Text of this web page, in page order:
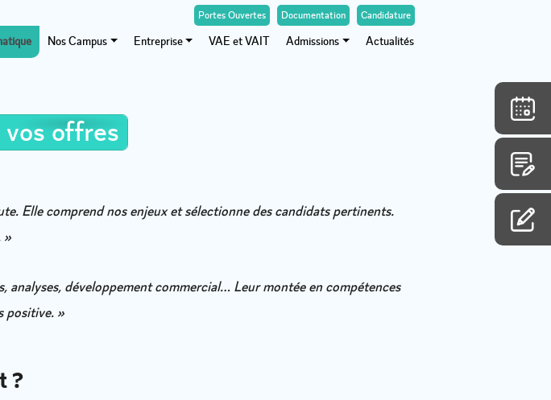
Portes Ouvertes Documentation Candidature
Nos Campus Entreprise VAE et VAIT Admissions Actualités
vos offres
Elle comprend nos enjeux et sélectionne des candidats pertinents.
»
développement commercial… Leur montée en compétences
positive. »
?